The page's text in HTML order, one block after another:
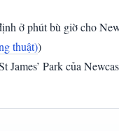
ở phút bù giờ cho
thuật))
James’ Park của